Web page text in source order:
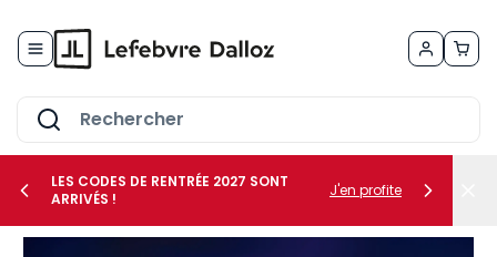
LES CODES DE RENTRÉE 2027 SONT
ARRIVÉS !
J'en profite